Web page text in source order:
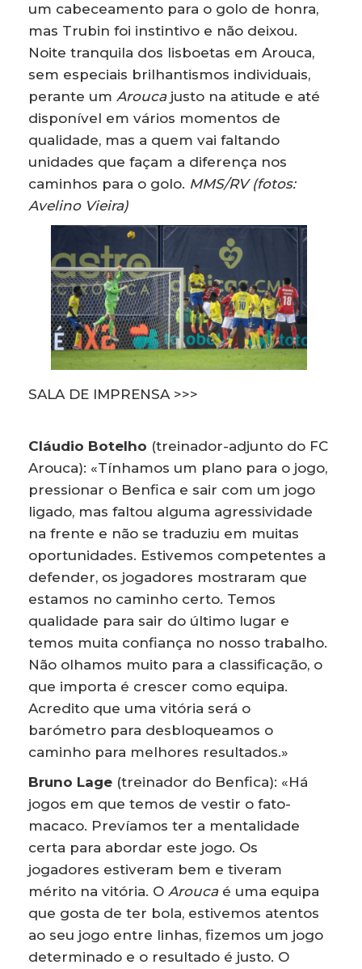
um cabeceamento para o golo de honra,
mas Trubin foi instintivo e não deixou.
Noite tranquila dos lisboetas em Arouca,
sem especiais brilhantismos individuais,
perante um Aroucajusto na atitude e até
disponível em vários momentos de
qualidade, mas a quem vai faltando
unidades que façam a diferença nos
caminhos para o golo. MMS/RV (fotos:
Avelino Vieira)
SALA DE IMPRENSA >>>
Cláudio Botelho (treinador-adjunto do FC
Arouca): «Tínhamos um plano para o jogo,
pressionar o Benfica e sair com um jogo
ligado, mas faltou alguma agressividade
na frente e não se traduziu em muitas
oportunidades. Estivemos competentes a
defender, os jogadores mostraram que
estamos no caminho certo. Temos
qualidade para sair do último lugar e
temos muita confiança no nosso trabalho.
Não olhamos muito para a classificação, o
que importa é crescer como equipa.
Acredito que uma vitória será o
barómetro para desbloqueamos o
caminho para melhores resultados.»
Bruno Lage (treinador do Benfica): «Há
jogos em que temos de vestir o fato-
macaco. Prevíamos ter a mentalidade
certa para abordar este jogo. Os
jogadores estiveram bem e tiveram
mérito na vitória. O Aroucaé uma equipa
que gosta de ter bola, estivemos atentos
ao seu jogo entre linhas, fizemos um jogo
determinado e o resultado é justo. O